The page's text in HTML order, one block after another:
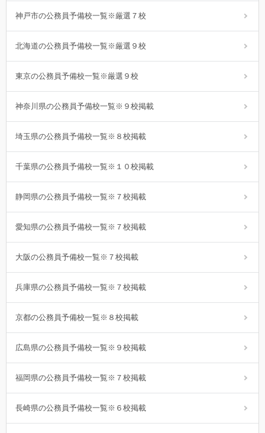
神戸市の公務員予備校一覧※厳選７校
北海道の公務員予備校一覧※厳選９校
東京の公務員予備校一覧※厳選９校
神奈川県の公務員予備校一覧※９校掲載
埼玉県の公務員予備校一覧※８校掲載
千葉県の公務員予備校一覧※１０校掲載
静岡県の公務員予備校一覧※７校掲載
愛知県の公務員予備校一覧※７校掲載
大阪の公務員予備校一覧※７校掲載
兵庫県の公務員予備校一覧※７校掲載
京都の公務員予備校一覧※８校掲載
広島県の公務員予備校一覧※９校掲載
福岡県の公務員予備校一覧※７校掲載
長崎県の公務員予備校一覧※６校掲載